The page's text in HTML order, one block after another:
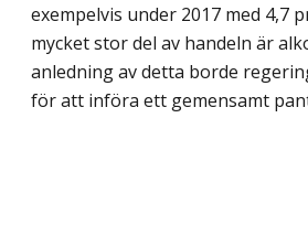
exempelvis under 2017 med 4,7
mycket stor del av handeln är
anledning av detta borde
för att införa ett gemensamt